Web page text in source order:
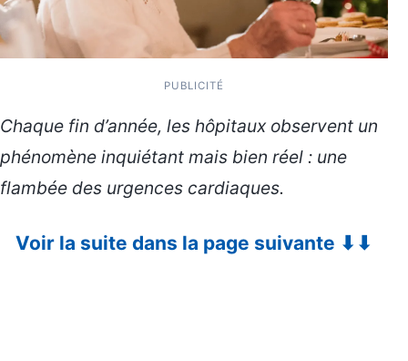
PUBLICITÉ
Chaque fin d’année, les hôpitaux observent un
phénomène inquiétant mais bien réel : une
flambée des urgences cardiaques.
Voir la suite dans la page suivante ⬇⬇